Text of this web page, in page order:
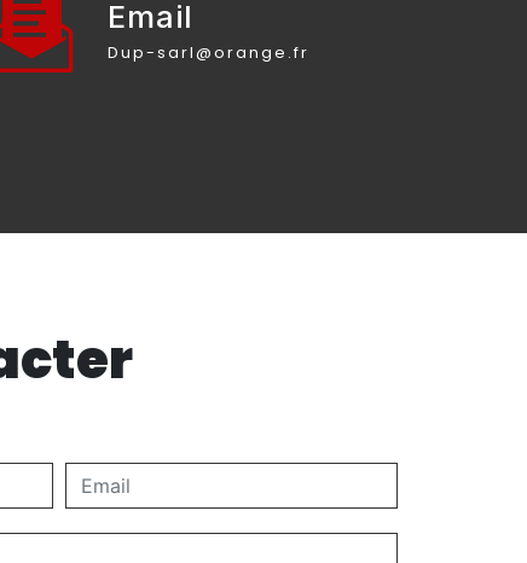
Email
dup-sarl@orange.fr